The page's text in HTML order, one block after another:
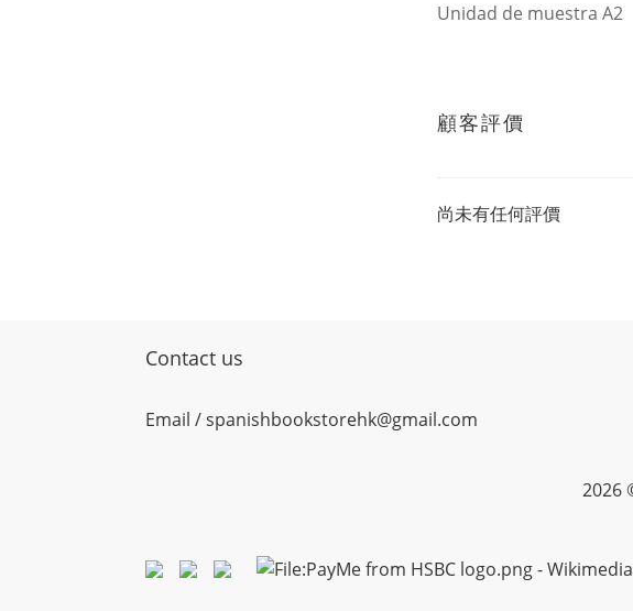
Unidad de muestra A2
顧客評價
尚未有任何評價
Contact us
Email / spanishbookstorehk@gmail.com
2026